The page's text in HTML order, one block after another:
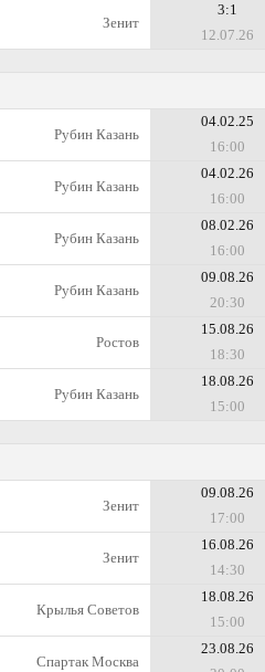
Зенит
3:1
12.07.26
Рубин Казань
04.02.25
16:00
Рубин Казань
04.02.26
16:00
Рубин Казань
08.02.26
16:00
Рубин Казань
09.08.26
20:30
Ростов
15.08.26
18:30
Рубин Казань
18.08.26
15:00
Зенит
09.08.26
17:00
Зенит
16.08.26
14:30
Крылья Советов
18.08.26
15:00
Спартак Москва
23.08.26